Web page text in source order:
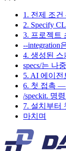
1. 전제 조
2. Specify
3. 프로젝트
--integration
4. 생성된 스
specs/는 나
5. AI 에이전
6. 첫 접촉 —
/speckit. 명
7. 설치부터
마치며